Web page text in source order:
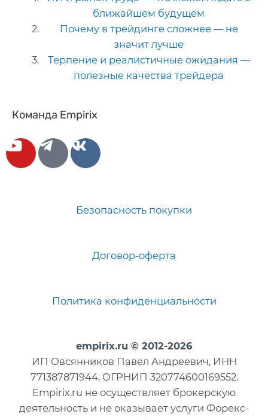
ближайшем будущем
Почему в трейдинге сложнее — не
значит лучше
Терпение и реалистичные ожидания —
полезные качества трейдера
Команда Empirix
Безопасность покупки
Договор-оферта
Политика конфиденциальности
empirix.ru © 2012-2026
ИП Овсянников Павел Андреевич, ИНН
771387871944, ОГРНИП 320774600169552.
Empirix.ru не осуществляет брокерскую
деятельность и не оказывает услуги Форекс-